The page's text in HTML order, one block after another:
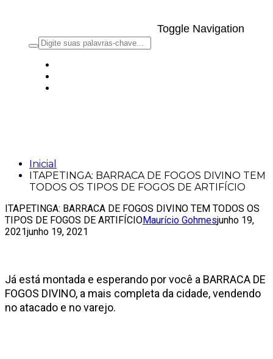
Toggle Navigation
Inicial
ITAPETINGA: BARRACA DE FOGOS DIVINO TEM
TODOS OS TIPOS DE FOGOS DE ARTIFÍCIO
ITAPETINGA: BARRACA DE FOGOS DIVINO TEM TODOS OS
TIPOS DE FOGOS DE ARTIFÍCIOMaurício Gohmesjunho 19,
2021junho 19, 2021
Já está montada e esperando por você a BARRACA DE
FOGOS DIVINO, a mais completa da cidade, vendendo
no atacado e no varejo.